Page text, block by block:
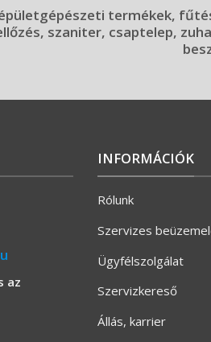
termékek,
szaniter, csaptelep,
az
INFORMÁCIÓK
Rólunk
Szervizes
Ügyfélszolgálat
Szervizkereső
Állás, karrier